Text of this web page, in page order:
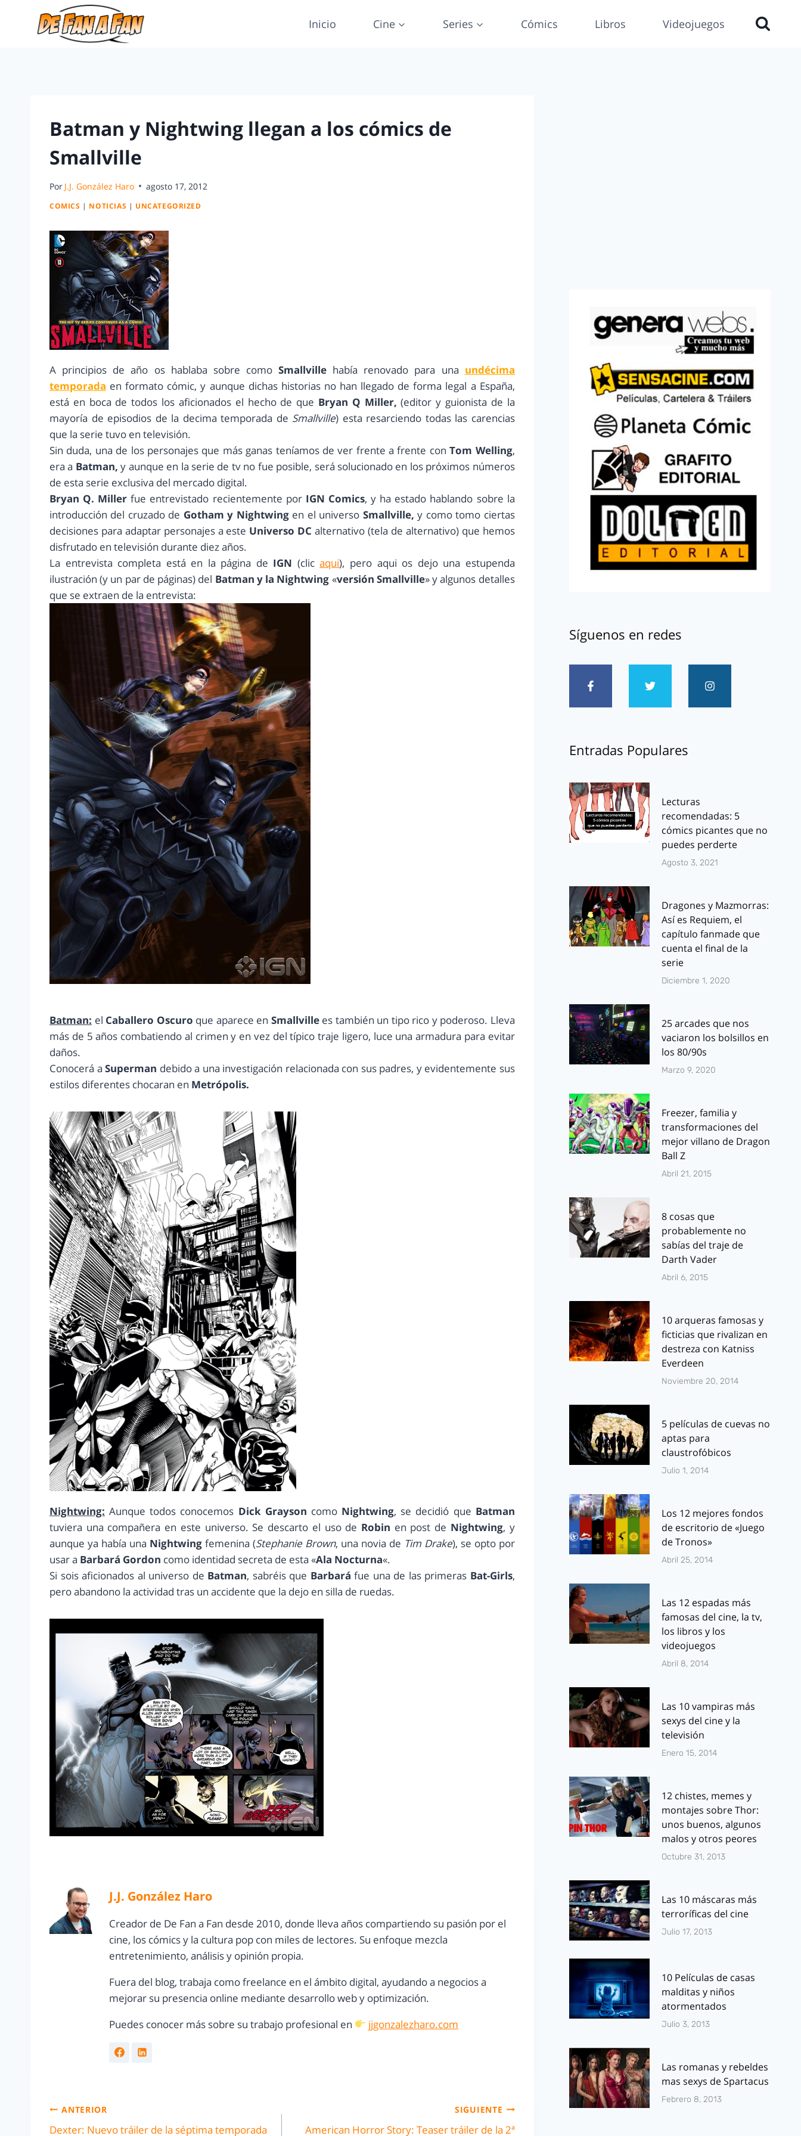
Inicio Cine Series Cómics Libros Videojuegos
Batman y Nightwing llegan a los cómics de
Smallville
Por J.J. González Haro agosto 17, 2012
COMICS | NOTICIAS | UNCATEGORIZED
A principios de año os hablaba sobre comoSmallville había renovado para una undécima
temporada en formato cómic, y aunque dichas historias no han llegado de forma legal a España,
está en boca de todos los aficionados el hecho de que Bryan Q Miller, (editor y guionista de la
mayoría de episodios de la decima temporada de Smallville) esta resarciendo todas las carencias
que la serie tuvo en televisión.
Sin duda, una de los personajes que más ganas teníamos de ver frente a frente conTom Welling,
era a Batman, y aunque en la serie de tv no fue posible, será solucionado en los próximos números
de esta serie exclusiva del mercado digital.
Bryan Q. Miller fue entrevistado recientemente por IGN Comics, y ha estado hablando sobre la
introducción del cruzado de Gotham y Nightwingen el universo Smallville, y como tomo ciertas
decisiones para adaptar personajes a este Universo DC alternativo (tela de alternativo) que hemos
disfrutado en televisión durante diez años.
La entrevista completa está en la página de IGN (clicaqui), pero aqui os dejo una estupenda
ilustración (y un par de páginas) del Batman y la Nightwing «versión Smallville» y algunos detalles
que se extraen de la entrevista:
Batman: el Caballero Oscuro que aparece en Smallvillees también un tipo rico y poderoso. Lleva
más de 5 años combatiendo al crimen y en vez del típico traje ligero, luce una armadura para evitar
daños.
Conocerá aSuperman debido a una investigación relacionada con sus padres, y evidentemente sus
estilos diferentes chocaran en Metrópolis.
Nightwing: Aunque todos conocemos Dick Grayson como Nightwing, se decidió que Batman
tuviera una compañera en este universo. Se descarto el uso de Robin en post de Nightwing, y
aunque ya había una Nightwingfemenina (Stephanie Brown, una novia de Tim Drake), se opto por
usar a Barbará Gordon como identidad secreta de esta «Ala Nocturna«.
Si sois aficionados al universo de Batman, sabréis que Barbará fue una de las primeras Bat-Girls,
pero abandono la actividad tras un accidente que la dejo en silla de ruedas.
J.J. González Haro
Creador de De Fan a Fan desde 2010, donde lleva años compartiendo su pasión por el
cine, los cómics y la cultura pop con miles de lectores. Su enfoque mezcla
entretenimiento, análisis y opinión propia.
Fuera del blog, trabaja como freelance en el ámbito digital, ayudando a negocios a
mejorar su presencia online mediante desarrollo web y optimización.
Puedes conocer más sobre su trabajo profesional en
jjgonzalezharo.com
ANTERIOR
Dexter: Nuevo tráiler de la séptima temporada
SIGUIENTE
American Horror Story: Teaser tráiler de la 2ª
Síguenos en redes
Entradas Populares
Lecturas
recomendadas: 5
cómics picantes que no
puedes perderte
Agosto 3, 2021
Dragones y Mazmorras:
Así es Requiem, el
capítulo fanmade que
cuenta el final de la
serie
Diciembre 1, 2020
25 arcades que nos
vaciaron los bolsillos en
los 80/90s
Marzo 9, 2020
Freezer, familia y
transformaciones del
mejor villano de Dragon
Ball Z
Abril 21, 2015
8 cosas que
probablemente no
sabías del traje de
Darth Vader
Abril 6, 2015
10 arqueras famosas y
ficticias que rivalizan en
destreza con Katniss
Everdeen
Noviembre 20, 2014
5 películas de cuevas no
aptas para
claustrofóbicos
Julio 1, 2014
Los 12 mejores fondos
de escritorio de «Juego
de Tronos»
Abril 25, 2014
Las 12 espadas más
famosas del cine, la tv,
los libros y los
videojuegos
Abril 8, 2014
Las 10 vampiras más
sexys del cine y la
televisión
Enero 15, 2014
12 chistes, memes y
montajes sobre Thor:
unos buenos, algunos
malos y otros peores
Octubre 31, 2013
Las 10 máscaras más
terroríficas del cine
Julio 17, 2013
10 Películas de casas
malditas y niños
atormentados
Julio 3, 2013
Las romanas y rebeldes
mas sexys de Spartacus
Febrero 8, 2013